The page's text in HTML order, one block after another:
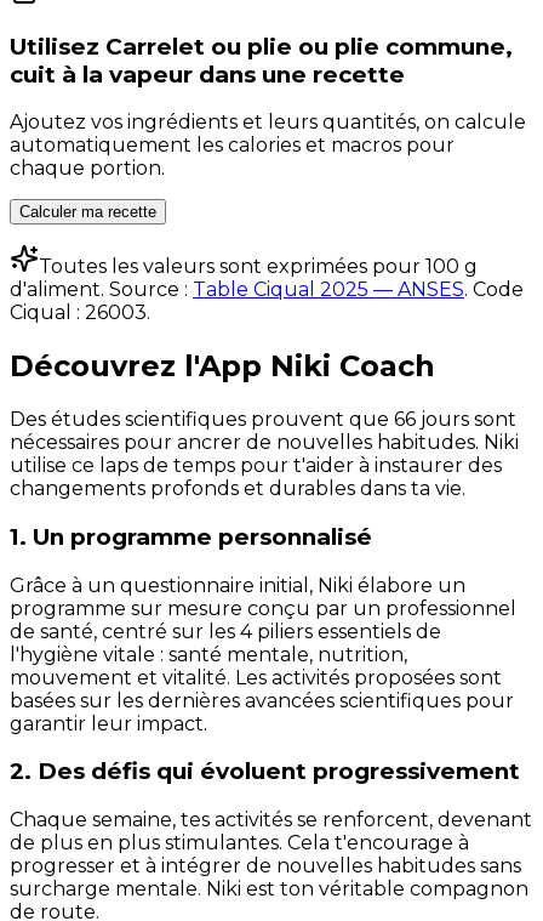
Utilisez Carrelet ou plie ou plie commune,
cuit à la vapeur dans une recette
Ajoutez vos ingrédients et leurs quantités, on calcule
automatiquement les calories et macros pour
chaque portion.
Calculer ma recette
Toutes les valeurs sont exprimées pour 100 g
d'aliment. Source : Table Ciqual 2025 — ANSES. Code
Ciqual : 26003.
Découvrez l'App Niki Coach
Des études scientifiques prouvent que 66 jours sont
nécessaires pour ancrer de nouvelles habitudes. Niki
utilise ce laps de temps pour t'aider à instaurer des
changements profonds et durables dans ta vie.
1. Un programme personnalisé
Grâce à un questionnaire initial, Niki élabore un
programme sur mesure conçu par un professionnel
de santé, centré sur les 4 piliers essentiels de
l'hygiène vitale : santé mentale, nutrition,
mouvement et vitalité. Les activités proposées sont
basées sur les dernières avancées scientifiques pour
garantir leur impact.
2. Des défis qui évoluent progressivement
Chaque semaine, tes activités se renforcent, devenant
de plus en plus stimulantes. Cela t'encourage à
progresser et à intégrer de nouvelles habitudes sans
surcharge mentale. Niki est ton véritable compagnon
de route.